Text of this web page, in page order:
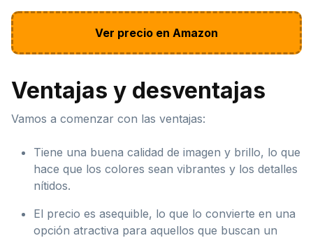
Ver precio en Amazon
Ventajas y desventajas
Vamos a comenzar con las ventajas:
Tiene una buena calidad de imagen y brillo, lo que
hace que los colores sean vibrantes y los detalles
nítidos.
El precio es asequible, lo que lo convierte en una
opción atractiva para aquellos que buscan un